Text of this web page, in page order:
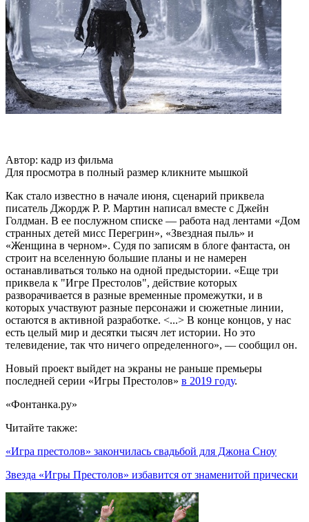
Автор: кадр из фильма
Для просмотра в полный размер кликните мышкой
Как стало известно в начале июня, сценарий приквела
писатель Джордж Р. Р. Мартин написал вместе с Джейн
Голдман. В ее послужном списке — работа над лентами «Дом
странных детей мисс Перегрин», «Звездная пыль» и
«Женщина в черном». Судя по записям в блоге фантаста, он
строит на вселенную большие планы и не намерен
останавливаться только на одной предыстории. «Еще три
приквела к "Игре Престолов", действие которых
разворачивается в разные временные промежутки, и в
которых участвуют разные персонажи и сюжетные линии,
остаются в активной разработке. <...> В конце концов, у нас
есть целый мир и десятки тысяч лет истории. Но это
телевидение, так что ничего определенного», — сообщил он.
Новый проект выйдет на экраны не раньше премьеры
последней серии «Игры Престолов» в 2019 году.
«Фонтанка.ру»
Читайте также:
«Игра престолов» закончилась свадьбой для Джона Сноу
Звезда «Игры Престолов» избавится от знаменитой прически